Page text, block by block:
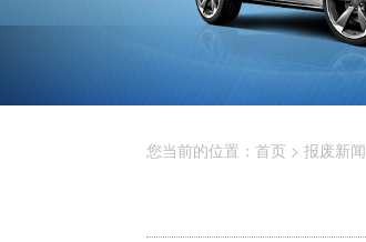
您当前的位置： 首页 > 报废新闻